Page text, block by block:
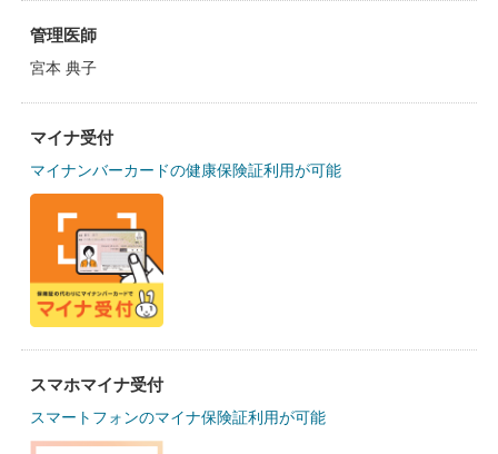
管理医師
宮本 典子
マイナ受付
マイナンバーカードの健康保険証利用が可能
スマホマイナ受付
スマートフォンのマイナ保険証利用が可能